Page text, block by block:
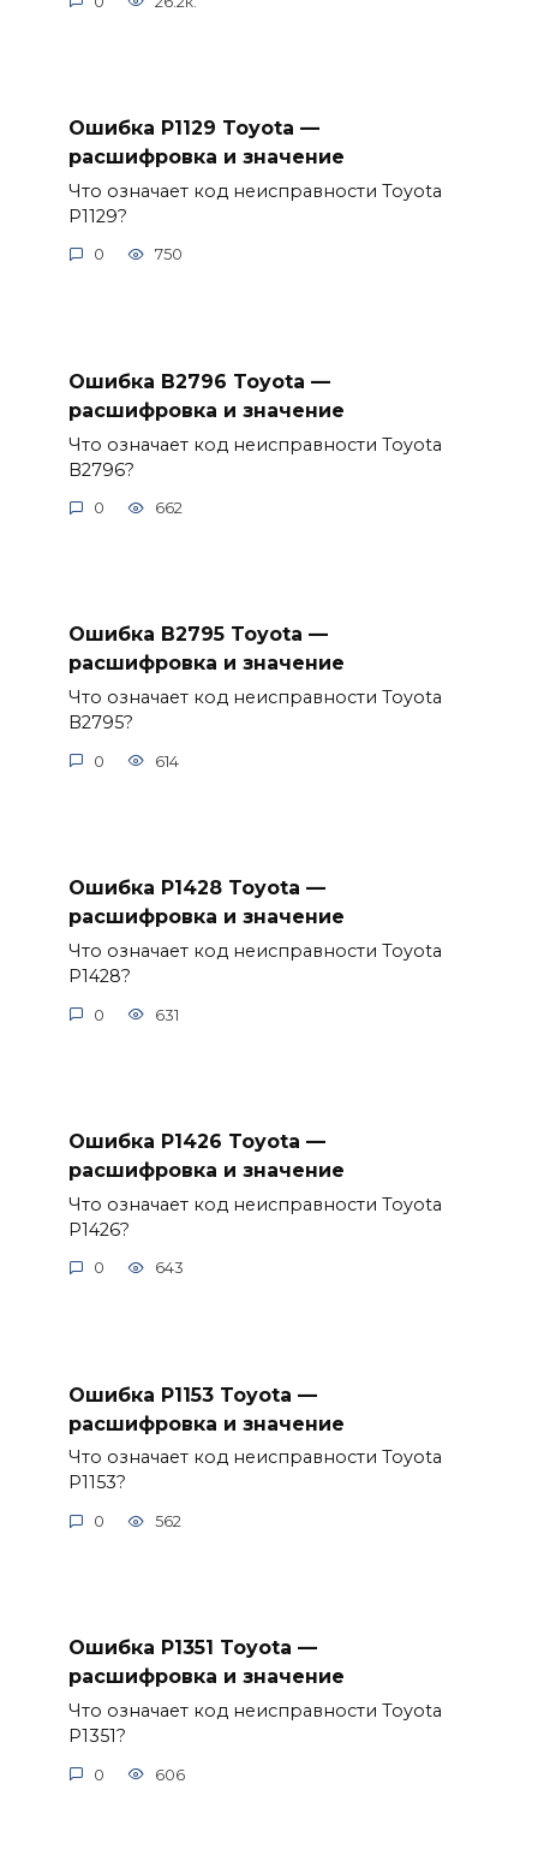
Ошибка P1129 Toyota —
расшифровка и значение
Что означает код неисправности Toyota
P1129?
0 750
Ошибка B2796 Toyota —
расшифровка и значение
Что означает код неисправности Toyota
B2796?
0 662
Ошибка B2795 Toyota —
расшифровка и значение
Что означает код неисправности Toyota
B2795?
0 614
Ошибка P1428 Toyota —
расшифровка и значение
Что означает код неисправности Toyota
P1428?
0 631
Ошибка P1426 Toyota —
расшифровка и значение
Что означает код неисправности Toyota
P1426?
0 643
Ошибка P1153 Toyota —
расшифровка и значение
Что означает код неисправности Toyota
P1153?
0 562
Ошибка P1351 Toyota —
расшифровка и значение
Что означает код неисправности Toyota
P1351?
0 606